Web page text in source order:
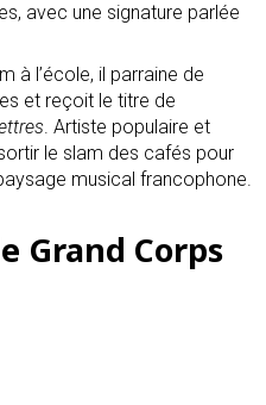
avec une signature parlée
à l’école, il parraine de
et reçoit le titre de
. Artiste populaire et
le slam des cafés pour
musical francophone.
Grand Corps